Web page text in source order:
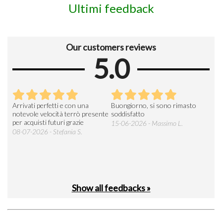
Ultimi feedback
Our customers reviews
5.0
Arrivati perfetti e con una
notevole velocità terrò presente
per acquisti futuri grazie
08-07-2026 - Stefania S.
Buongiorno, si sono rimasto
soddisfatto
15-06-2026 - Massimo L.
Show all feedbacks »